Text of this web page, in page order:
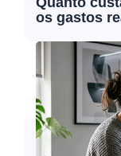
os gastos